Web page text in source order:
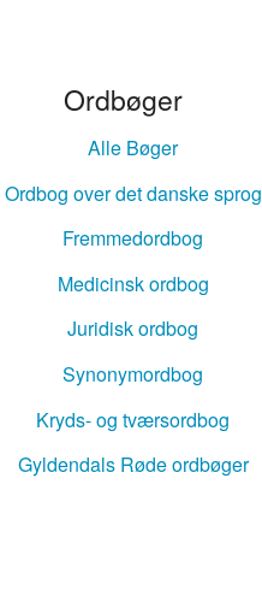
Latin-Dansk ordbog
Svensk-Dansk ordbog
Russisk-Dansk ordbog
Portugisisk-Dansk ordbog
Polsk-Dansk ordbog
Tyrkisk-Dansk ordbog
Ordbøger
Alle Bøger
Ordbog over det danske sprog
Fremmedordbog
Medicinsk ordbog
Juridisk ordbog
Synonymordbog
Kryds- og tværsordbog
Gyldendals Røde ordbøger